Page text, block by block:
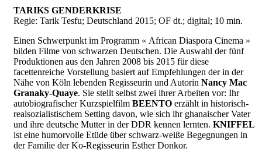
TARIKS GENDERKRISE
Regie: Tarik Tesfu; Deutschland 2015; OF dt.; digital; 10 min.
Einen Schwerpunkt im Programm « African Diaspora Cinema »
bilden Filme von schwarzen Deutschen. Die Auswahl der fünf
Produktionen aus den Jahren 2008 bis 2015 für diese
facettenreiche Vorstellung basiert auf Empfehlungen der in der
Nähe von Köln lebenden Regisseurin und Autorin Nancy Mac
Granaky-Quaye. Sie stellt selbst zwei ihrer Arbeiten vor: Ihr
autobiografischer Kurzspielfilm BEENTO erzählt in historisch-
realsozialistischem Setting davon, wie sich ihr ghanaischer Vater
und ihre deutsche Mutter in der DDR kennen lernten. KNIFFEL
ist eine humorvolle Etüde über schwarz-weiße Begegnungen in
der Familie der Ko-Regisseurin Esther Donkor.